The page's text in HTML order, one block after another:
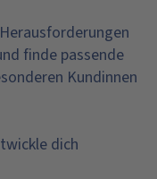
finde passende
Kundinnen
dich